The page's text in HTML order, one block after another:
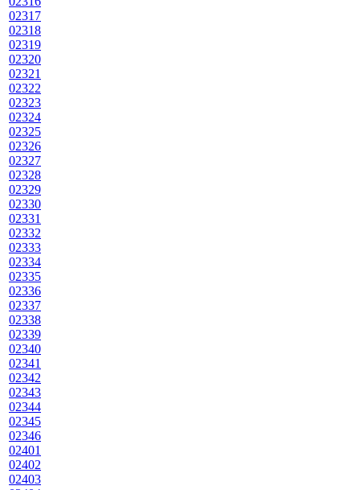
02317
02318
02319
02320
02321
02322
02323
02324
02325
02326
02327
02328
02329
02330
02331
02332
02333
02334
02335
02336
02337
02338
02339
02340
02341
02342
02343
02344
02345
02346
02401
02402
02403